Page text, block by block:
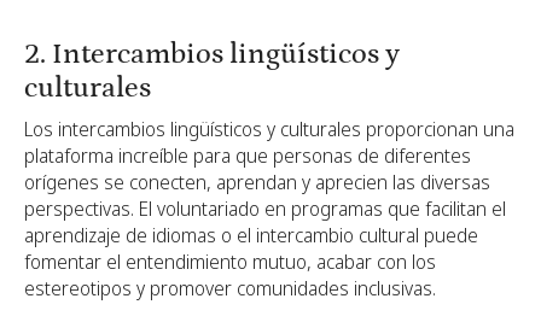
2. Intercambios lingüísticos y
culturales
Los intercambios lingüísticos y culturales proporcionan una
plataforma increíble para que personas de diferentes
orígenes se conecten, aprendan y aprecien las diversas
perspectivas. El voluntariado en programas que facilitan el
aprendizaje de idiomas o el intercambio cultural puede
fomentar el entendimiento mutuo, acabar con los
estereotipos y promover comunidades inclusivas.